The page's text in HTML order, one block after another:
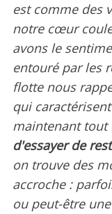
est comme des
notre cœur
avons le
entouré par les
flotte nous
qui
maintenant tout
d'essayer de
on trouve des
accroche :
ou peut-être